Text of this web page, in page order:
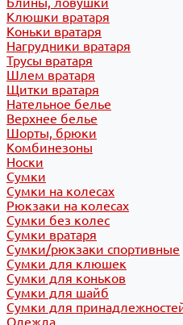
Клюшки вратаря
Коньки вратаря
Нагрудники вратаря
Трусы вратаря
Шлем вратаря
Щитки вратаря
Нательное белье
Верхнее белье
Шорты, брюки
Комбинезоны
Носки
Сумки
Сумки на колесах
Рюкзаки на колесах
Сумки без колес
Сумки вратаря
Сумки/рюкзаки спортивные
Сумки для клюшек
Сумки для коньков
Сумки для шайб
Сумки для
Одежда